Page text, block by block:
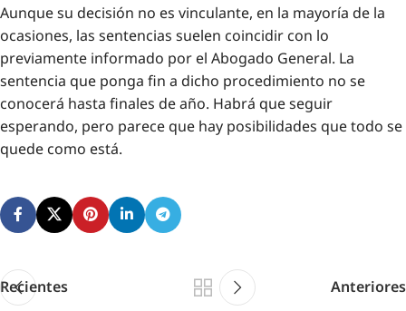
Aunque su decisión no es vinculante, en la mayoría de la
ocasiones, las sentencias suelen coincidir con lo
previamente informado por el Abogado General. La
sentencia que ponga fin a dicho procedimiento no se
conocerá hasta finales de año. Habrá que seguir
esperando, pero parece que hay posibilidades que todo se
quede como está.
Recientes Anteriores